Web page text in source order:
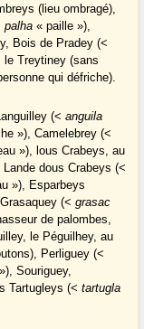
(lieu ombragé),
palha « paille »),
Bois de Pradey (<
le Treytiney (sans
qui défriche).
(<anguila
»), Camelebrey (<
»), lous Crabeys, au
dous Crabeys (<
»), Esparbeys
(<grasac
de palombes,
le Péguilhey, au
Perliguey (<
Souriguey,
Tartugleys (<tartugla